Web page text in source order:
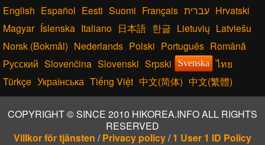
English Español Eesti Suomi Français עברית Hrvatski
Magyar Íslenska Italiano 日本語 한글 Lietuvių Latviešu
Norsk (Bokmål) Nederlands Polski Português Română
Русский Slovenčina Slovenski Srpski Svenska
ไทย
Türkçe Українська Tiếng Việt 中文(简体) 中文(繁體)
COPYRIGHT © SINCE 2010 HIKOREA.INFO ALL RIGHTS
RESERVED
Villkor för tjänsten /Privacy policy/1 User 1 ID Policy